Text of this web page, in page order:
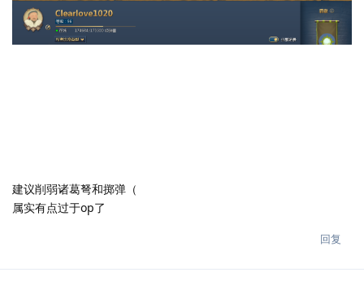
建议削弱诸葛弩和掷弹（
属实有点过于op了
回复